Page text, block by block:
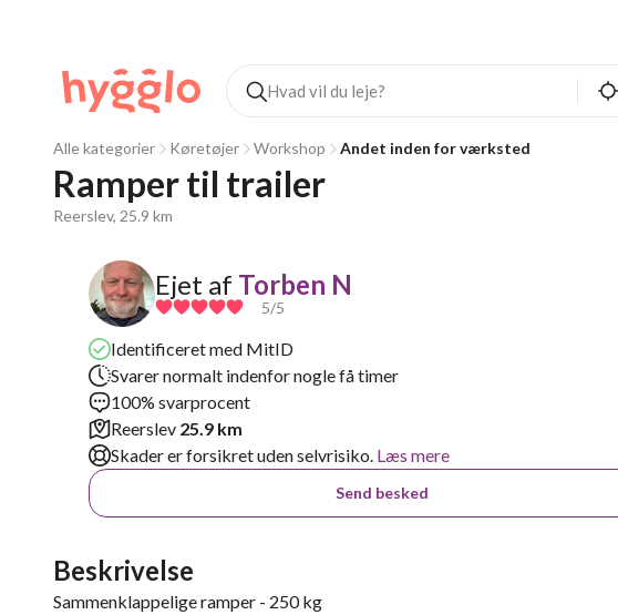
Alle kategorier Køretøjer Workshop Andet inden for værksted
Ramper til trailer
Reerslev, 25.9 km
Ejet af Torben N
5/5
Identificeret med MitID
Svarer normalt indenfor nogle få timer
100% svarprocent
Reerslev 25.9 km
Skader er forsikret uden selvrisiko. Læs mere
Send besked
Beskrivelse
Sammenklappelige ramper - 250 kg